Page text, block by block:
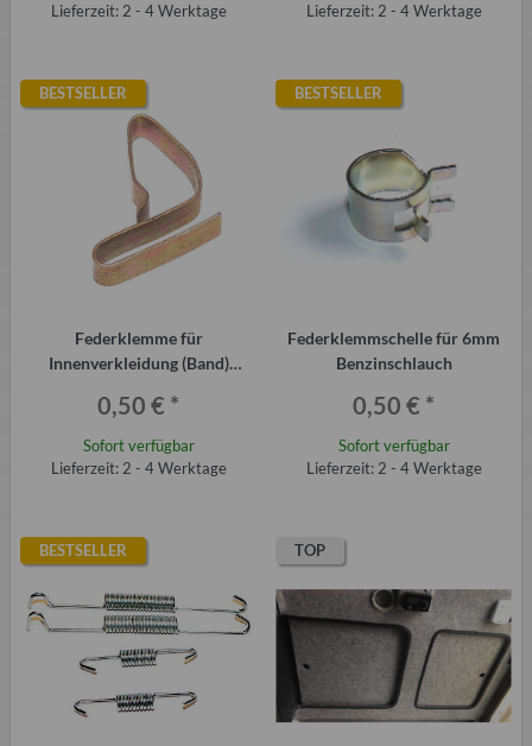
Lieferzeit: 2 - 4 Werktage
Lieferzeit: 2 - 4 Werktage
BESTSELLER
Federklemme für
Innenverkleidung (Band)
0,50 € *
Sofort verfügbar
Lieferzeit: 2 - 4 Werktage
BESTSELLER
Federklemmschelle für 6mm
Benzinschlauch
0,50 € *
Sofort verfügbar
Lieferzeit: 2 - 4 Werktage
BESTSELLER TOP